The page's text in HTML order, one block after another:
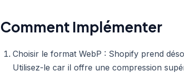
Comment Implémenter
Choisir le format WebP : Shopify prend
Utilisez-le car il offre une compression